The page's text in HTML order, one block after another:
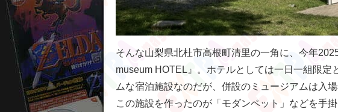
そんな山梨県北杜市高根町清里の一角に、今年
museum HOTEL』。ホテルとしては一日一組限
ムな宿泊施設なのだが、併設のミュージアムは入
この施設を作ったのが「モダンペット」などを手